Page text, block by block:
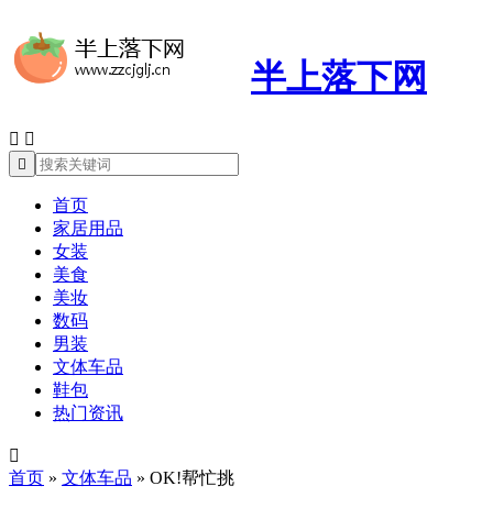
半上落下网
 

首页
家居用品
女装
美食
美妆
数码
男装
文体车品
鞋包
热门资讯

首页 » 文体车品 » OK!帮忙挑